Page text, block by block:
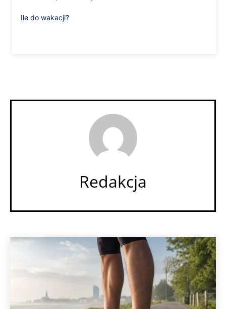
Ile do wakacji?
Redakcja